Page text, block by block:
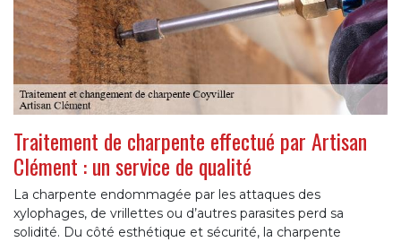
Traitement de charpente effectué par Artisan
Clément : un service de qualité
La charpente endommagée par les attaques des
xylophages, de vrillettes ou d’autres parasites perd sa
solidité. Du côté esthétique et sécurité, la charpente